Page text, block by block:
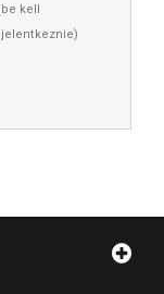
be kell
jelentkeznie)